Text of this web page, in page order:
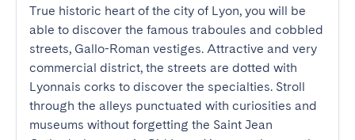
True historic heart of the city of Lyon, you will be
able to discover the famous traboules and cobbled
streets, Gallo-Roman vestiges. Attractive and very
commercial district, the streets are dotted with
Lyonnais corks to discover the specialties. Stroll
through the alleys punctuated with curiosities and
museums without forgetting the Saint Jean